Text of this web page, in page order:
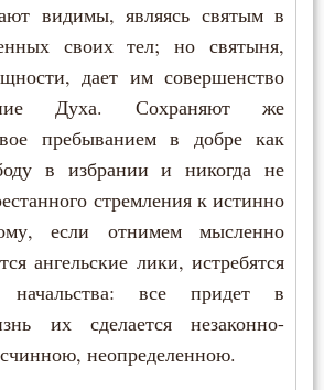
видимы, являясь святым в
своих тел; но святыня,
дает им совершенство
Духа. Сохраняют же
пребыванием в добре как
в избрании и никогда не
стремления к истинно
если отнимем мысленно
ангельские лики, истребятся
начальства: все придет в
их сделается незаконно-
неопределенною.